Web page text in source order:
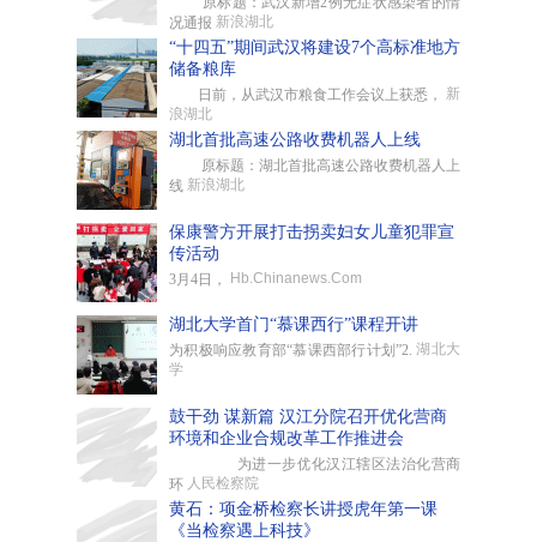
况通报 新浪湖北
“十四五”期间武汉将建设7个高标准地方
储备粮库
日前，从武汉市粮食工作会议上获悉， 新
浪湖北
湖北首批高速公路收费机器人上线
原标题：湖北首批高速公路收费机器人上
线 新浪湖北
保康警方开展打击拐卖妇女儿童犯罪宣
传活动
3月4日， Hb.Chinanews.Com
湖北大学首门“慕课西行”课程开讲
为积极响应教育部“慕课西部行计划”2.湖北大
学
鼓干劲 谋新篇 汉江分院召开优化营商
环境和企业合规改革工作推进会
为进一步优化汉江辖区法治化营商
环 人民检察院
黄石：项金桥检察长讲授虎年第一课
《当检察遇上科技》